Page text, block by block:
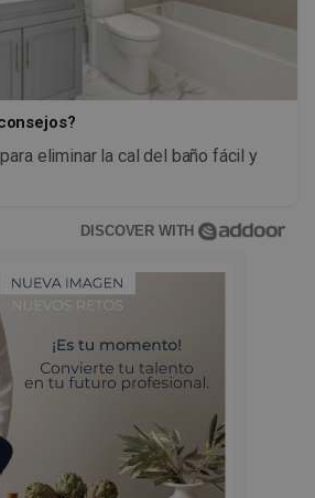
eliminar la cal del baño fácil y
DISCOVER WITH